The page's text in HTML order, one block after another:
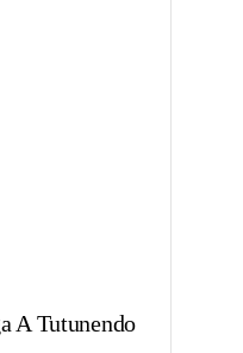
A Tutunendo